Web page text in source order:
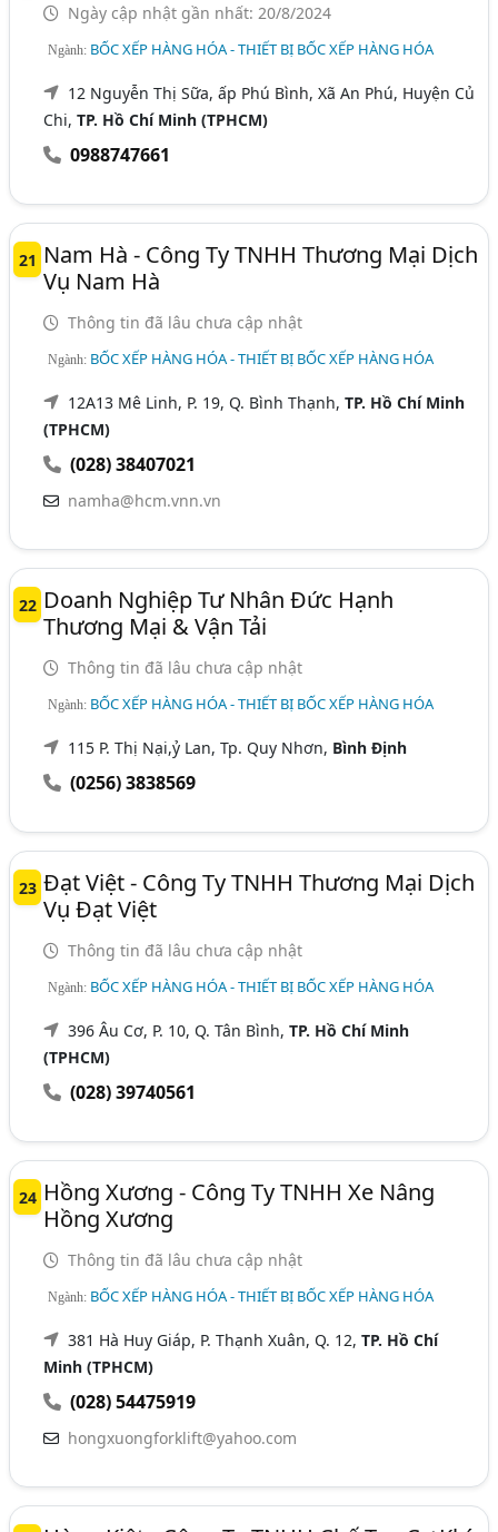
Ngày cập nhật gần nhất: 20/8/2024
Ngành: BỐC XẾP HÀNG HÓA - THIẾT BỊ BỐC XẾP HÀNG HÓA
12 Nguyễn Thị Sữa, ấp Phú Bình, Xã An Phú, Huyện Củ
Chi,TP. Hồ Chí Minh (TPHCM)
0988747661
21 Nam Hà - Công Ty TNHH Thương Mại Dịch
Vụ Nam Hà
Thông tin đã lâu chưa cập nhật
Ngành: BỐC XẾP HÀNG HÓA - THIẾT BỊ BỐC XẾP HÀNG HÓA
12A13 Mê Linh, P. 19, Q. Bình Thạnh,TP. Hồ Chí Minh
(TPHCM)
(028) 38407021
namha@hcm.vnn.vn
22 Doanh Nghiệp Tư Nhân Đức Hạnh
Thương Mại & Vận Tải
Thông tin đã lâu chưa cập nhật
Ngành: BỐC XẾP HÀNG HÓA - THIẾT BỊ BỐC XẾP HÀNG HÓA
115 P. Thị Nại,ỷ Lan, Tp. Quy Nhơn, Bình Định
(0256) 3838569
23 Đạt Việt - Công Ty TNHH Thương Mại Dịch
Vụ Đạt Việt
Thông tin đã lâu chưa cập nhật
Ngành: BỐC XẾP HÀNG HÓA - THIẾT BỊ BỐC XẾP HÀNG HÓA
396 Âu Cơ, P. 10, Q. Tân Bình,TP. Hồ Chí Minh
(TPHCM)
(028) 39740561
24 Hồng Xương - Công Ty TNHH Xe Nâng
Hồng Xương
Thông tin đã lâu chưa cập nhật
Ngành: BỐC XẾP HÀNG HÓA - THIẾT BỊ BỐC XẾP HÀNG HÓA
381 Hà Huy Giáp, P. Thạnh Xuân, Q. 12,TP. Hồ Chí
Minh (TPHCM)
(028) 54475919
hongxuongforklift@yahoo.com